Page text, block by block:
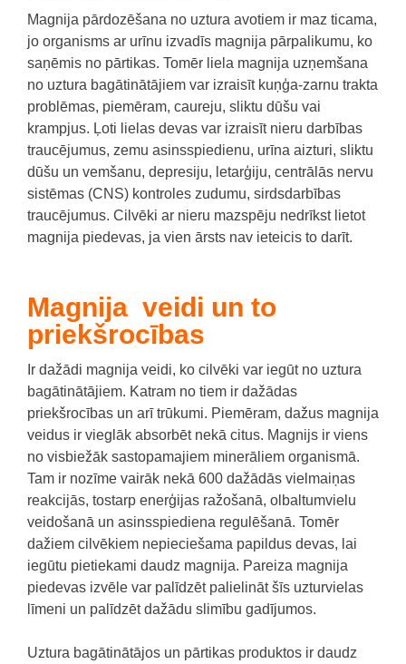
Magnija pārdozēšana no uztura avotiem ir maz ticama,
jo organisms ar urīnu izvadīs magnija pārpalikumu, ko
saņēmis no pārtikas. Tomēr liela magnija uzņemšana
no uztura bagātinātājiem var izraisīt kuņģa-zarnu trakta
problēmas, piemēram, caureju, sliktu dūšu vai
krampjus. Ļoti lielas devas var izraisīt nieru darbības
traucējumus, zemu asinsspiedienu, urīna aizturi, sliktu
dūšu un vemšanu, depresiju, letarģiju, centrālās nervu
sistēmas (CNS) kontroles zudumu, sirdsdarbības
traucējumus. Cilvēki ar nieru mazspēju nedrīkst lietot
magnija piedevas, ja vien ārsts nav ieteicis to darīt.
Magnija veidi un to
priekšrocības
Ir dažādi magnija veidi, ko cilvēki var iegūt no uztura
bagātinātājiem. Katram no tiem ir dažādas
priekšrocības un arī trūkumi. Piemēram, dažus magnija
veidus ir vieglāk absorbēt nekā citus. Magnijs ir viens
no visbiežāk sastopamajiem minerāliem organismā.
Tam ir nozīme vairāk nekā 600 dažādās vielmaiņas
reakcijās, tostarp enerģijas ražošanā, olbaltumvielu
veidošanā un asinsspiediena regulēšanā. Tomēr
dažiem cilvēkiem nepieciešama papildus devas, lai
iegūtu pietiekami daudz magnija. Pareiza magnija
piedevas izvēle var palīdzēt palielināt šīs uzturvielas
līmeni un palīdzēt dažādu slimību gadījumos.
Uztura bagātinātājos un pārtikas produktos ir daudz